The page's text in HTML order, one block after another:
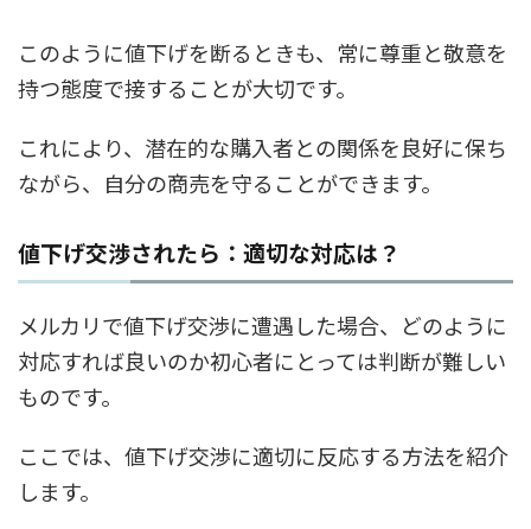
このように値下げを断るときも、常に尊重と敬意を
持つ態度で接することが大切です。
これにより、潜在的な購入者との関係を良好に保ち
ながら、自分の商売を守ることができます。
値下げ交渉されたら：適切な対応は？
メルカリで値下げ交渉に遭遇した場合、どのように
対応すれば良いのか初心者にとっては判断が難しい
ものです。
ここでは、値下げ交渉に適切に反応する方法を紹介
します。